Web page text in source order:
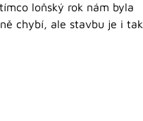
loňský rok nám byla
chybí, ale stavbu je i tak